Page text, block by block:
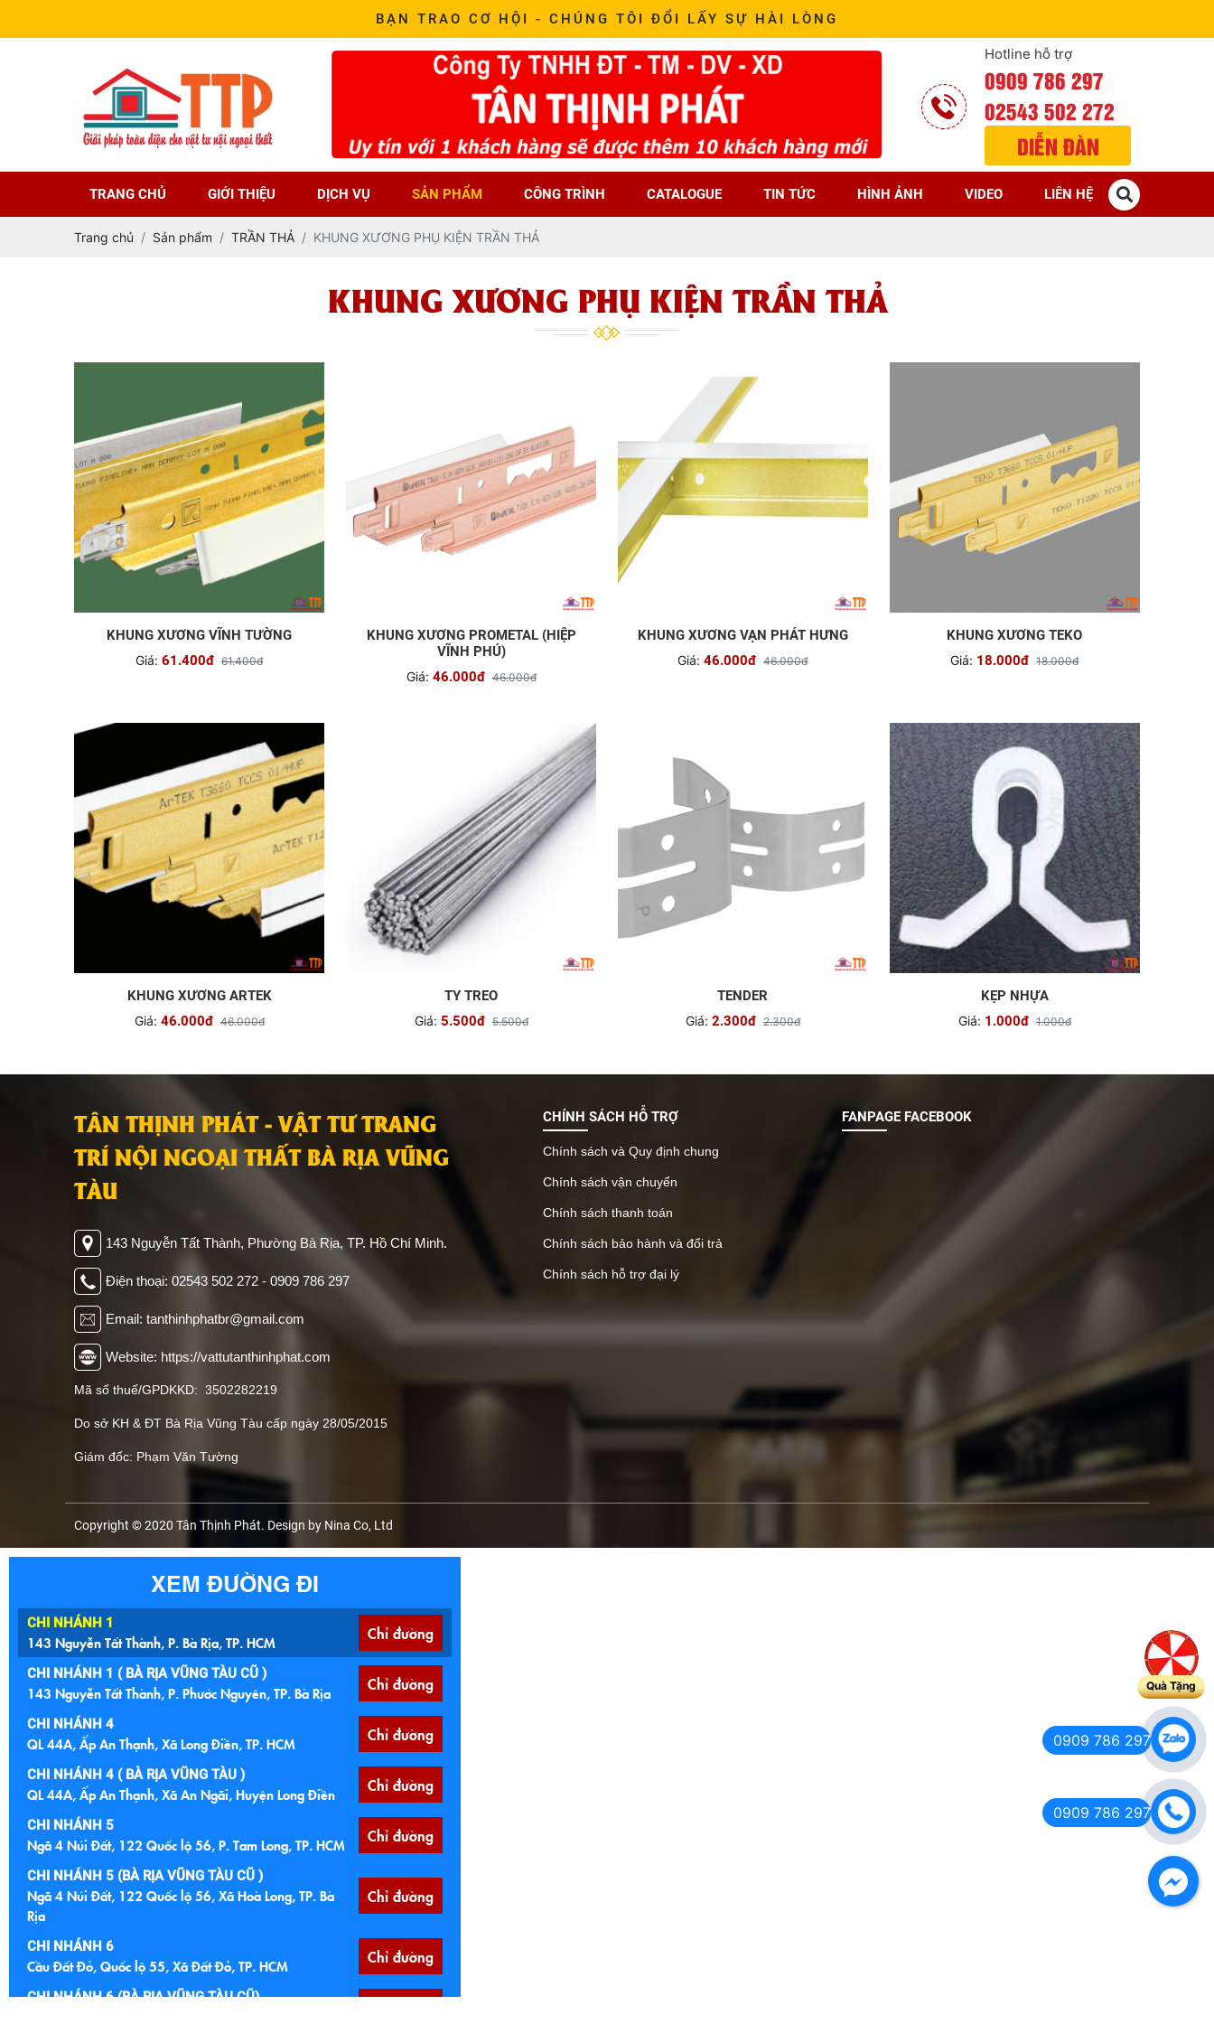
BẠN TRAO CƠ HỘI - CHÚNG TÔI ĐỔI LẤY SỰ HÀI LÒNG
Hotline hỗ trợ
0909 786 297
02543 502 272
DIỄN ĐÀN
TRANG CHỦ GIỚI THIỆU DỊCH VỤ SẢN PHẨM CÔNG TRÌNH CATALOGUE TIN TỨC HÌNH ẢNH VIDEO LIÊN HỆ
Trang chủ Sản phẩm TRẦN THẢ KHUNG XƯƠNG PHỤ KIỆN TRẦN THẢ
KHUNG XƯƠNG PHỤ KIỆN TRẦN THẢ
KHUNG XƯƠNG VĨNH TƯỜNG
Giá: 61.400đ 61.400đ
KHUNG XƯƠNG PROMETAL (HIỆP
VĨNH PHÚ)
Giá: 46.000đ 46.000đ
KHUNG XƯƠNG VẠN PHÁT HƯNG
Giá: 46.000đ 46.000đ
KHUNG XƯƠNG TEKO
Giá: 18.000đ 18.000đ
KHUNG XƯƠNG ARTEK
Giá: 46.000đ 46.000đ
TY TREO
Giá: 5.500đ 5.500đ
TENDER
Giá: 2.300đ 2.300đ
KẸP NHỰA
Giá: 1.000đ 1.000đ
TÂN THỊNH PHÁT - VẬT TƯ TRANG
TRÍ NỘI NGOẠI THẤT BÀ RỊA VŨNG
TÀU
143 Nguyễn Tất Thành, Phường Bà Rịa, TP. Hồ Chí Minh.
Điện thoại: 02543 502 272 - 0909 786 297
Email: tanthinhphatbr@gmail.com
Website: https://vattutanthinhphat.com
Mã số thuế/GPDKKD: 3502282219
Do sở KH & ĐT Bà Rịa Vũng Tàu cấp ngày 28/05/2015
Giám đốc: Phạm Văn Tường
CHÍNH SÁCH HỖ TRỢ
Chính sách và Quy định chung
Chính sách vận chuyển
Chính sách thanh toán
Chính sách bảo hành và đổi trả
Chính sách hỗ trợ đại lý
FANPAGE FACEBOOK
Copyright © 2020 Tân Thịnh Phát. Design by Nina Co, Ltd
XEM ĐƯỜNG ĐI
CHI NHÁNH 1
143 Nguyễn Tất Thành, P. Bà Rịa, TP. HCM Chỉ đường
CHI NHÁNH 1 ( BÀ RỊA VŨNG TÀU CŨ )
143 Nguyễn Tất Thành, P. Phước Nguyên, TP. Bà Rịa Chỉ đường
CHI NHÁNH 4
QL 44A, Ấp An Thạnh, Xã Long Điền, TP. HCM Chỉ đường
CHI NHÁNH 4 ( BÀ RỊA VŨNG TÀU )
QL 44A, Ấp An Thạnh, Xã An Ngãi, Huyện Long Điền Chỉ đường
CHI NHÁNH 5
Ngã 4 Núi Đất, 122 Quốc lộ 56, P. Tam Long, TP. HCM Chỉ đường
CHI NHÁNH 5 (BÀ RỊA VŨNG TÀU CŨ )
Ngã 4 Núi Đất, 122 Quốc lộ 56, Xã Hoà Long, TP. Bà
Rịa
Chỉ đường
CHI NHÁNH 6
Cầu Đất Đỏ, Quốc lộ 55, Xã Đất Đỏ, TP. HCM Chỉ đường
CHI NHÁNH 6 (BÀ RỊA VŨNG TÀU CŨ)
Quà Tặng
0909 786 297
0909 786 297